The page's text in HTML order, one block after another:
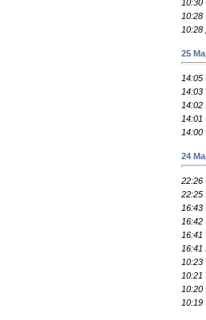
10:30
10:28
10:28
25
14:05
14:03
14:02
14:01
14:00
24
22:26
22:25
16:43
16:42
16:41
16:41
10:23
10:21
10:20
10:19